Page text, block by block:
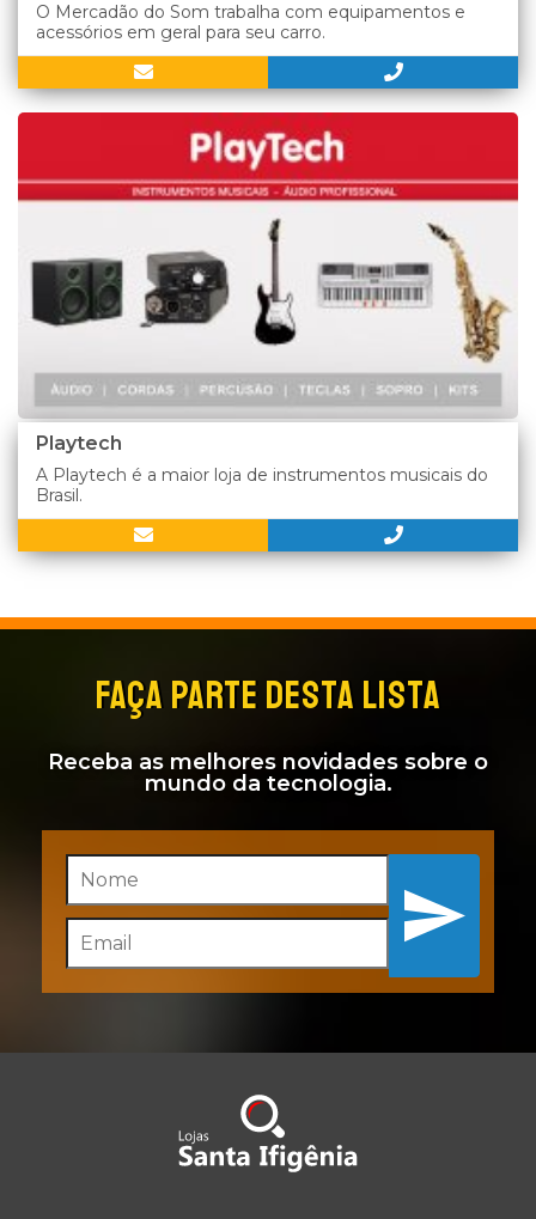
O Mercadão do Som trabalha com equipamentos e
acessórios em geral para seu carro.
Playtech
A Playtech é a maior loja de instrumentos musicais do
Brasil.
FAÇA PARTE DESTA LISTA
Receba as melhores novidades sobre o
mundo da tecnologia.
Inscreva-se